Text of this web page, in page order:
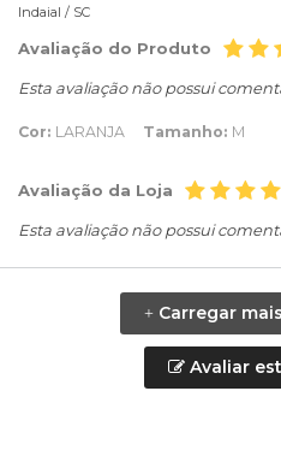
Indaial / SC
Avaliação do Produto
Esta avaliação não possui
Cor: LARANJA Tamanho: M
Avaliação da Loja
Esta avaliação não possui
+ Carregar
Avaliar